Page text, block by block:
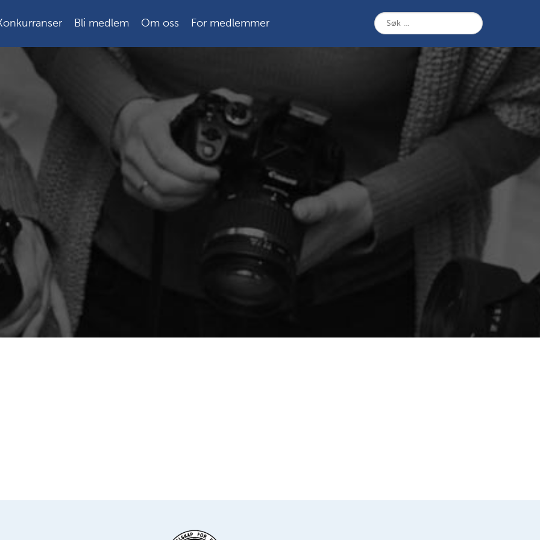
Bli medlem Om oss For medlemmer
Søk
etter: